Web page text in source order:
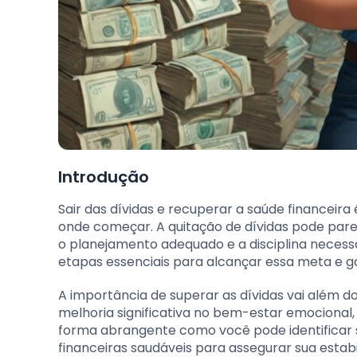
Introdução
Sair das dívidas e recuperar a saúde
onde começar. A quitação de dívidas pode
o planejamento adequado e a disciplina
etapas essenciais para alcançar essa meta e
A importância de superar as dívidas vai além
melhoria significativa no bem-estar
forma abrangente como você pode
financeiras saudáveis para assegurar sua